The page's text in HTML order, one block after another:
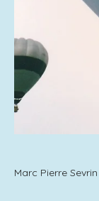
Marc Pierre Sevrin